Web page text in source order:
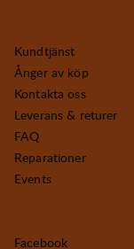
Kundtjänst
Ånger av köp
Kontakta oss
Leverans & returer
FAQ
Reparationer
Events
Facebook